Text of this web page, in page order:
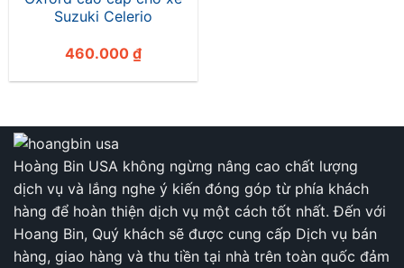
Suzuki Celerio
460.000 ₫
Hoàng Bin USA không ngừng nâng cao chất lượng
dịch vụ và lắng nghe ý kiến đóng góp từ phía khách
hàng để hoàn thiện dịch vụ một cách tốt nhất. Đến với
Hoang Bin, Quý khách sẽ được cung cấp Dịch vụ bán
hàng, giao hàng và thu tiền tại nhà trên toàn quốc đảm